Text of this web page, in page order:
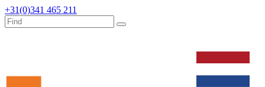
+31(0)341 465 211